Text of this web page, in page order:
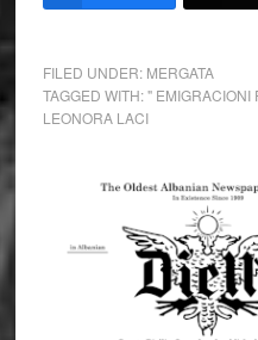
FILED UNDER: MERGATA
TAGGED WITH:" EMIGRACIONI
LEONORA LACI